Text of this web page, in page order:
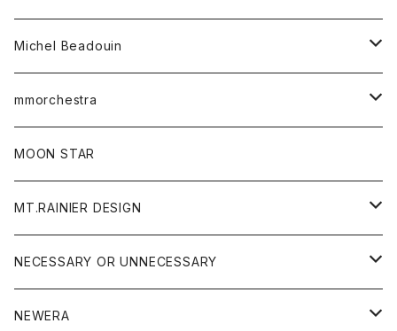
ポロシャツ
ロングスリーブTシャツ
フリース
ベルト
Michel Beadouin
トップス
ジャケット
ニット
パンツ
mmorchestra
帽子
MOON STAR
MT.RAINIER DESIGN
アウター
コート
アクセサリー
NECESSARY OR UNNECESSARY
アウター
NEWERA